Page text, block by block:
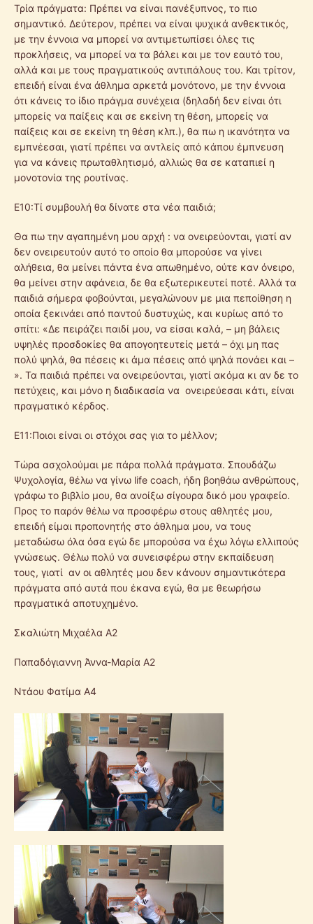
Τρία πράγματα: Πρέπει να είναι πανέξυπνος, το πιο
σημαντικό. Δεύτερον, πρέπει να είναι ψυχικά ανθεκτικός,
με την έννοια να μπορεί να αντιμετωπίσει όλες τις
προκλήσεις, να μπορεί να τα βάλει και με τον εαυτό του,
αλλά και με τους πραγματικούς αντιπάλους του. Και τρίτον,
επειδή είναι ένα άθλημα αρκετά μονότονο, με την έννοια
ότι κάνεις το ίδιο πράγμα συνέχεια (δηλαδή δεν είναι ότι
μπορείς να παίξεις και σε εκείνη τη θέση, μπορείς να
παίξεις και σε εκείνη τη θέση κλπ.), θα πω η ικανότητα να
εμπνέεσαι, γιατί πρέπει να αντλείς από κάπου έμπνευση
για να κάνεις πρωταθλητισμό, αλλιώς θα σε καταπιεί η
μονοτονία της ρουτίνας.
Ε10:Τί συμβουλή θα δίνατε στα νέα παιδιά;
Θα πω την αγαπημένη μου αρχή : να ονειρεύονται, γιατί αν
δεν ονειρευτούν αυτό το οποίο θα μπορούσε να γίνει
αλήθεια, θα μείνει πάντα ένα απωθημένο, ούτε καν όνειρο,
θα μείνει στην αφάνεια, δε θα εξωτερικευτεί ποτέ. Αλλά τα
παιδιά σήμερα φοβούνται, μεγαλώνουν με μια πεποίθηση η
οποία ξεκινάει από παντού δυστυχώς, και κυρίως από το
σπίτι: «Δε πειράζει παιδί μου, να είσαι καλά, – μη βάλεις
υψηλές προσδοκίες θα απογοητευτείς μετά – όχι μη πας
πολύ ψηλά, θα πέσεις κι άμα πέσεις από ψηλά πονάει και –
». Τα παιδιά πρέπει να ονειρεύονται, γιατί ακόμα κι αν δε το
πετύχεις, και μόνο η διαδικασία να ονειρεύεσαι κάτι, είναι
πραγματικό κέρδος.
Ε11:Ποιοι είναι οι στόχοι σας για το μέλλον;
Τώρα ασχολούμαι με πάρα πολλά πράγματα. Σπουδάζω
Ψυχολογία, θέλω να γίνω life coach, ήδη βοηθάω ανθρώπους,
γράφω το βιβλίο μου, θα ανοίξω σίγουρα δικό μου γραφείο.
Προς το παρόν θέλω να προσφέρω στους αθλητές μου,
επειδή είμαι προπονητής στο άθλημα μου, να τους
μεταδώσω όλα όσα εγώ δε μπορούσα να έχω λόγω ελλιπούς
γνώσεως. Θέλω πολύ να συνεισφέρω στην εκπαίδευση
τους, γιατί αν οι αθλητές μου δεν κάνουν σημαντικότερα
πράγματα από αυτά που έκανα εγώ, θα με θεωρήσω
πραγματικά αποτυχημένο.
Σκαλιώτη Μιχαέλα Α2
Παπαδόγιαννη Άννα-Μαρία Α2
Ντάου Φατίμα Α4